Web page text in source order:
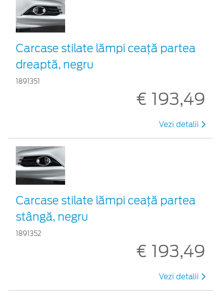
Carcase stilate lămpi ceaţă partea
dreaptă, negru
1891351
€ 193,49
Vezi detalii
Carcase stilate lămpi ceaţă partea
stângă, negru
1891352
€ 193,49
Vezi detalii